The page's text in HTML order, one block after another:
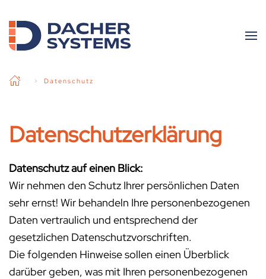
Skip to main content
Datenschutz
Datenschutzerklärung
Datenschutz auf einen Blick:
Wir nehmen den Schutz Ihrer persönlichen Daten
sehr ernst! Wir behandeln Ihre personenbezogenen
Daten vertraulich und entsprechend der
gesetzlichen Datenschutzvorschriften.
Die folgenden Hinweise sollen einen Überblick
darüber geben, was mit Ihren personenbezogenen